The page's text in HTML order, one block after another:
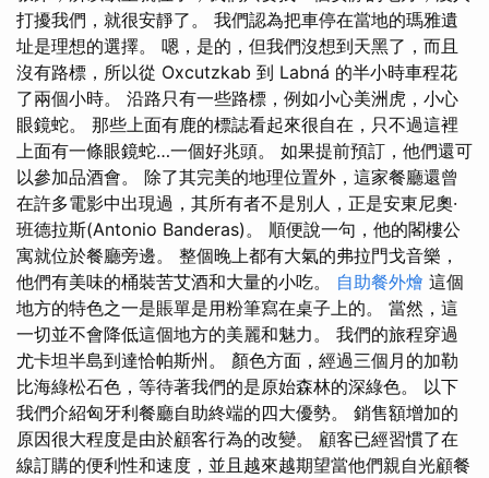
打擾我們，就很安靜了。 我們認為把車停在當地的瑪雅遺
址是理想的選擇。 嗯，是的，但我們沒想到天黑了，而且
沒有路標，所以從 Oxcutzkab 到 Labná 的半小時車程花
了兩個小時。 沿路只有一些路標，例如小心美洲虎，小心
眼鏡蛇。 那些上面有鹿的標誌看起來很自在，只不過這裡
上面有一條眼鏡蛇…一個好兆頭。 如果提前預訂，他們還可
以參加品酒會。 除了其完美的地理位置外，這家餐廳還曾
在許多電影中出現過，其所有者不是別人，正是安東尼奧·
班德拉斯(Antonio Banderas)。 順便說一句，他的閣樓公
寓就位於餐廳旁邊。 整個晚上都有大氣的弗拉門戈音樂，
他們有美味的桶裝苦艾酒和大量的小吃。 自助餐外燴 這個
地方的特色之一是賬單是用粉筆寫在桌子上的。 當然，這
一切並不會降低這個地方的美麗和魅力。 我們的旅程穿過
尤卡坦半島到達恰帕斯州。 顏色方面，經過三個月的加勒
比海綠松石色，等待著我們的是原始森林的深綠色。 以下
我們介紹匈牙利餐廳自助終端的四大優勢。 銷售額增加的
原因很大程度是由於顧客行為的改變。 顧客已經習慣了在
線訂購的便利性和速度，並且越來越期望當他們親自光顧餐